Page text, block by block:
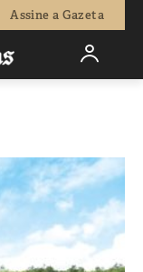
Assine a Gazeta